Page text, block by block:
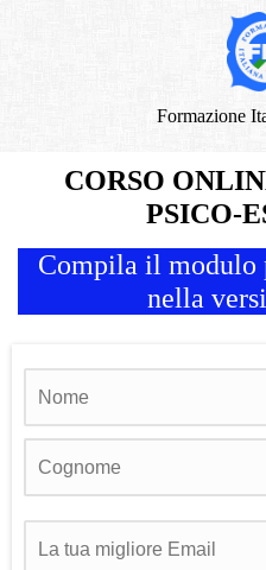
Formazione
CORSO
PSICO-
Compila il modulo
nella